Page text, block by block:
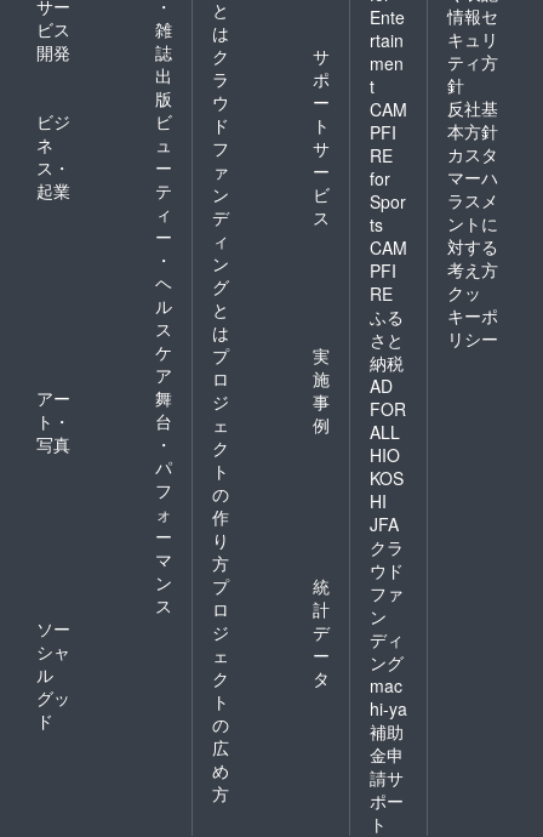
サー
ビス
開発
・
雑
誌
出
版
ビジ
ネ
ス・
起業
ビ
ュ
ー
テ
ィ
ー
・
ヘ
ル
ス
ケ
ア
アー
ト・
写真
舞
台
・
パ
フ
ォ
ー
マ
ン
ス
ソー
シャ
ル
グッ
ド
と
は
ク
ラ
ウ
ド
フ
ァ
ン
デ
ィ
ン
グ
と
は
サ
ポ
ー
ト
サ
ー
ビ
ス
プ
ロ
ジ
ェ
ク
ト
の
作
り
方
実
施
事
例
プ
ロ
ジ
ェ
ク
ト
の
広
め
方
統
計
デ
ー
タ
Ente
rtain
men
t
CAM
PFI
RE
for
Spor
ts
CAM
PFI
RE
ふる
さと
納税
AD
FOR
ALL
HIO
KOS
HI
JFA
クラ
ウド
ファ
ン
ディ
ング
mac
hi-ya
補助
金申
請サ
ポー
ト
情報セ
キュリ
ティ方
針
反社基
本方針
カスタ
マーハ
ラスメ
ントに
対する
考え方
クッ
キーポ
リシー